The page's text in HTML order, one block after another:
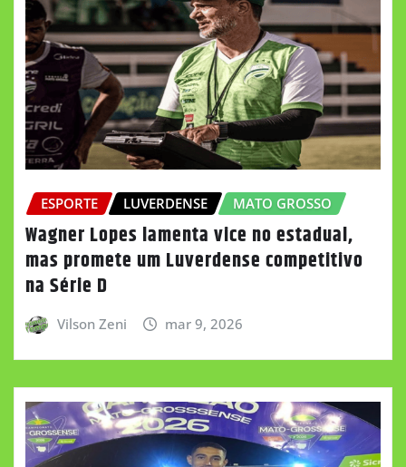
ESPORTE LUVERDENSE MATO GROSSO
Wagner Lopes lamenta vice no estadual,
mas promete um Luverdense competitivo
na Série D
Vilson Zeni mar 9, 2026